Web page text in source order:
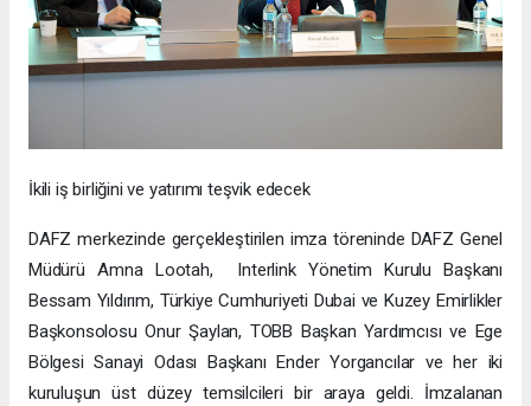
İkili iş birliğini ve yatırımı teşvik edecek
DAFZ merkezinde gerçekleştirilen imza töreninde DAFZ Genel
Müdürü Amna Lootah, Interlink Yönetim Kurulu Başkanı
Bessam Yıldırım, Türkiye Cumhuriyeti Dubai ve Kuzey Emirlikler
Başkonsolosu Onur Şaylan, TOBB Başkan Yardımcısı ve Ege
Bölgesi Sanayi Odası Başkanı Ender Yorgancılar ve her iki
kuruluşun üst düzey temsilcileri bir araya geldi. İmzalanan